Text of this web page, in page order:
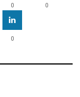
0 0
0